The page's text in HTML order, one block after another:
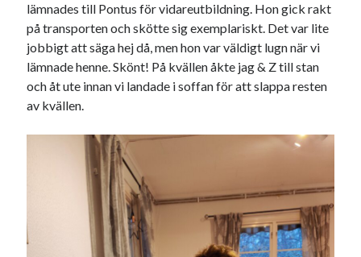
lämnades till Pontus för vidareutbildning. Hon gick rakt
på transporten och skötte sig exemplariskt. Det var lite
jobbigt att säga hej då, men hon var väldigt lugn när vi
lämnade henne. Skönt! På kvällen åkte jag & Z till stan
och åt ute innan vi landade i soffan för att slappa resten
av kvällen.